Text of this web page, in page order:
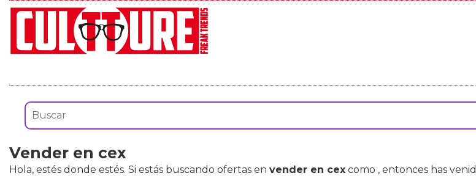
Vender en cex
Hola, estés donde estés. Si estás buscando ofertas en vender en cex como , entonces has